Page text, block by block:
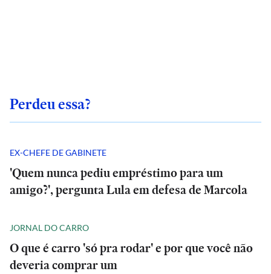
Perdeu essa?
EX-CHEFE DE GABINETE
'Quem nunca pediu empréstimo para um
amigo?', pergunta Lula em defesa de Marcola
JORNAL DO CARRO
O que é carro 'só pra rodar' e por que você não
deveria comprar um